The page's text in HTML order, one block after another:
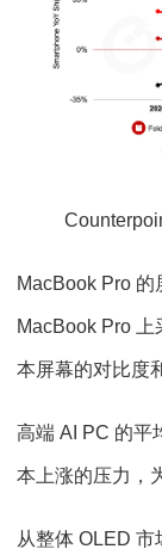
MacBook Pro
MacBook Pro
本屏幕的对比度
高端 AI PC 的平
本上涨的压力，
从整体 OLED 市